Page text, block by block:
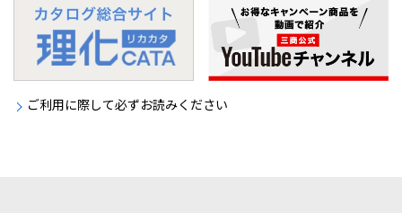
ご利用に際して必ずお読みください